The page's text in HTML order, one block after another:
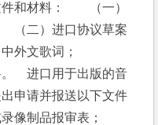
和材料：　　（一）
（二）进口协议草案
中外文歌词；
　进口用于出版的音
申请并报送以下文件
录像制品报审表；